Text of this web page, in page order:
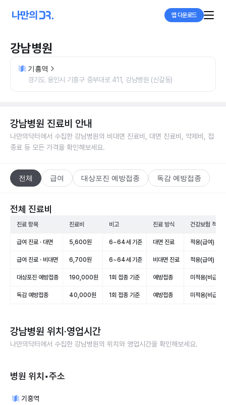
앱 다운로드
강남병원
기흥역
경기도 용인시 기흥구 중부대로 411, 강남병원 (신갈동)
강남병원 진료비 안내
나만의닥터에서 수집한 강남병원의 비대면 진료비, 대면 진료비, 약제비, 접
종료 등 모든 가격을 확인해보세요.
전체 급여 대상포진 예방접종 독감 예방접종
전체 진료비
진료 항목 진료비 비고 진료 방식 건강보험 적용
급여 진료 · 대면 5,600원 6~64세 기준 대면 진료 적용(급여)
급여 진료 · 비대면 6,700원 6~64세 기준 비대면 진료 적용(급여)
대상포진 예방접종 190,000원 1회 접종 기준 예방접종 미적용(비급여)
독감 예방접종 40,000원 1회 접종 기준 예방접종 미적용(비급여)
강남병원 위치·영업시간
나만의닥터에서 수집한 강남병원의 위치와 영업시간을 확인해보세요.
병원 위치•주소
기흥역